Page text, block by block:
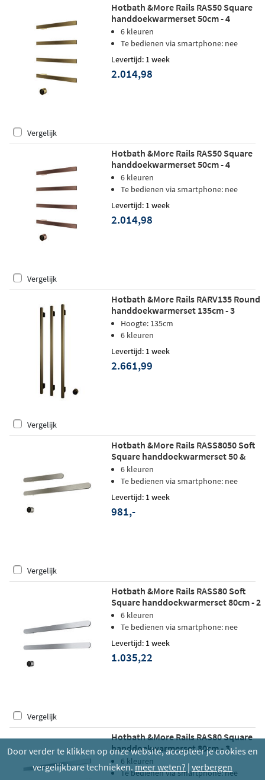
Door verder te klikken op onze website, accepteer je cookies en
vergelijkbare technieken.meer weten? | verbergen
Hotbath &More Rails RAS50 Square
handdoekwarmerset 50cm - 4
stangen - geborsteld messing PVD
6 kleuren
Te bedienen via smartphone: nee
Levertijd: 1 week
2.014,98
Vergelijk
Hotbath &More Rails RAS50 Square
handdoekwarmerset 50cm - 4
stangen - geborsteld koper PVD
6 kleuren
Te bedienen via smartphone: nee
Levertijd: 1 week
2.014,98
Vergelijk
Hotbath &More Rails RARV135 Round
handdoekwarmerset 135cm - 3
stangen - geborsteld messing PVD
Hoogte: 135cm
6 kleuren
Levertijd: 1 week
2.661,99
Vergelijk
Hotbath &More Rails RASS8050 Soft
Square handdoekwarmerset 50 &
80cm - 2 stangen - geborsteld nikkel
6 kleuren
Te bedienen via smartphone: nee
Levertijd: 1 week
981,-
Vergelijk
Hotbath &More Rails RASS80 Soft
Square handdoekwarmerset 80cm - 2
stangen - chroom
6 kleuren
Te bedienen via smartphone: nee
Levertijd: 1 week
1.035,22
Vergelijk
Hotbath &More Rails RAS80 Square
handdoekwarmerset 80cm - 3
stangen - chroom
6 kleuren
Te bedienen via smartphone: nee